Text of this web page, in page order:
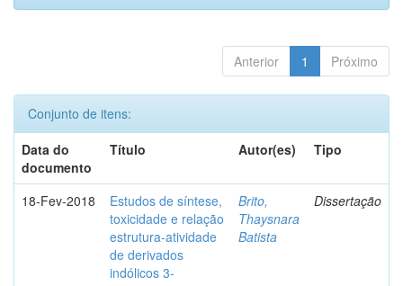
Anterior 1 Próximo
Conjunto de itens:
Data do
documento
Título Autor(es) Tipo
18-Fev-2018
Estudos de síntese,
toxicidade e relação
estrutura-atividade
de derivados
indólicos 3-
Brito,
Thaysnara
Batista
Dissertação